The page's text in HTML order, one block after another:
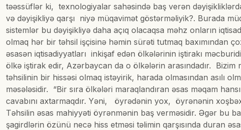
təəssüflər ki, texnologiyalar sahəsində baş verən
və dəyişikliyə qarşı niyə müqavimət göstərməliyik?. Burada
sistemlər bu dəyişikliyə daha açıq olacaqsa məhz onların
olmaq hər bir təhsil işçisinə həmin sürəti tutmaq baxımından
əsasən iqtisadiyyatları inkişaf edən ölkələrinin iştirakı
ölkə iştirak edir, Azərbaycan da o ölkələrin arasındadır.
təhsilinin bir hissəsi olmaq istəyirik, harada olmasından asılı
məsələsidir. “Bir sıra ölkələri maraqlandıran əsas məqam
cavabını axtarmaqdır. Yəni, öyrədənin yox, öyrənənin
Təhsilin əsas mahiyyəti öyrənmənin baş verməsidir. Əgər bu
şagirdlərin özünü necə hiss etməsi təlimin qarşısında duran